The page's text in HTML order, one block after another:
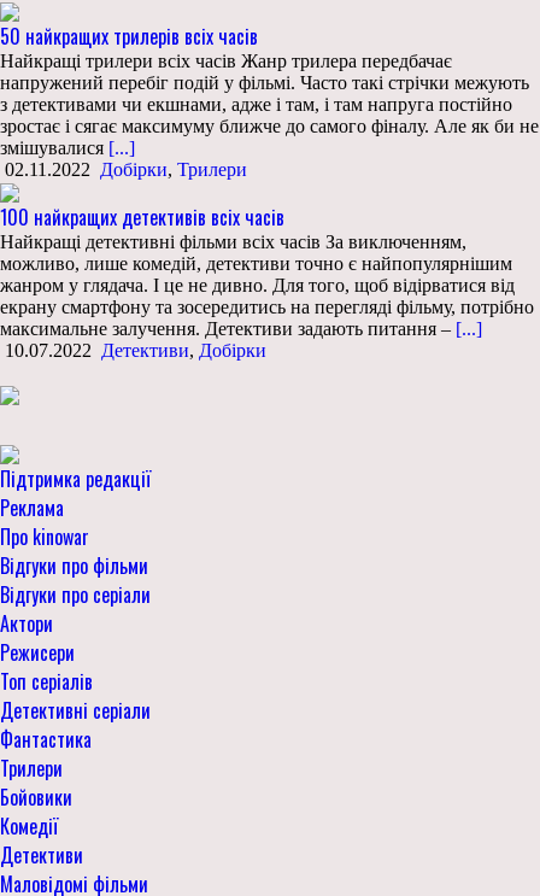
50 найкращих трилерів всіх часів
Найкращі трилери всіх часів Жанр трилера передбачає
напружений перебіг подій у фільмі. Часто такі стрічки межують
з детективами чи екшнами, адже і там, і там напруга постійно
зростає і сягає максимуму ближче до самого фіналу. Але як би не
змішувалися [...]
02.11.2022 Добірки, Трилери
100 найкращих детективів всіх часів
Найкращі детективні фільми всіх часів За виключенням,
можливо, лише комедій, детективи точно є найпопулярнішим
жанром у глядача. І це не дивно. Для того, щоб відірватися від
екрану смартфону та зосередитись на перегляді фільму, потрібно
максимальне залучення. Детективи задають питання – [...]
10.07.2022 Детективи, Добірки
Підтримка редакції
Реклама
Про kinowar
Відгуки про фільми
Відгуки про серіали
Актори
Режисери
Топ серіалів
Детективні серіали
Фантастика
Трилери
Бойовики
Комедії
Детективи
Маловідомі фільми